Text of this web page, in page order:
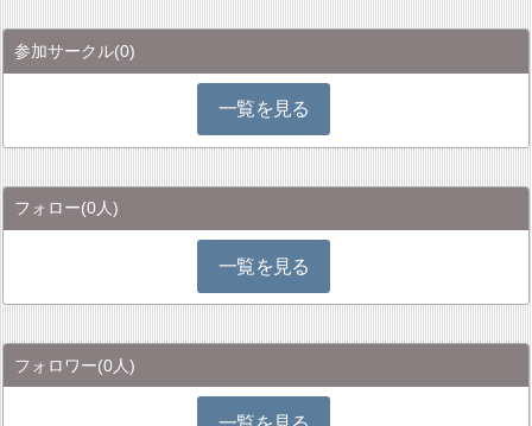
参加サークル(0)
一覧を見る
フォロー(0人)
一覧を見る
フォロワー(0人)